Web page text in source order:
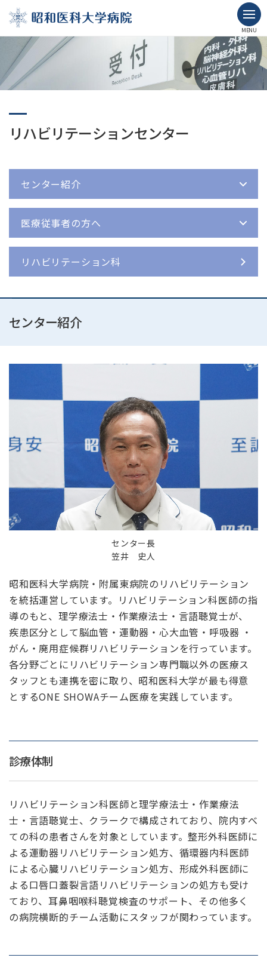
MENU
リハビリテーションセンター
センター紹介
医療従事者の方へ
リハビリテーション科
センター紹介
昭和医科大学病院・附属東病院のリハビリテーション
を統括運営しています。リハビリテーション科医師の指
導のもと、理学療法士・作業療法士・言語聴覚士が、
疾患区分として脳血管・運動器・心大血管・呼吸器 ・
がん・廃用症候群リハビリテーションを行っています。
各分野ごとにリハビリテーション専門職以外の医療ス
タッフとも連携を密に取り、昭和医科大学が最も得意
とするONE SHOWAチーム医療を実践しています。
センター長
笠井 史人
診療体制
リハビリテーション科医師と理学療法士・作業療法
士・言語聴覚士、クラークで構成されており、院内すべ
ての科の患者さんを対象としています。整形外科医師に
よる運動器リハビリテーション処方、循環器内科医師
による心臓リハビリテーション処方、形成外科医師に
よる口唇口蓋裂言語リハビリテーションの処方も受け
ており、耳鼻咽喉科聴覚検査のサポート、その他多く
の病院横断的チーム活動にスタッフが関わっています。